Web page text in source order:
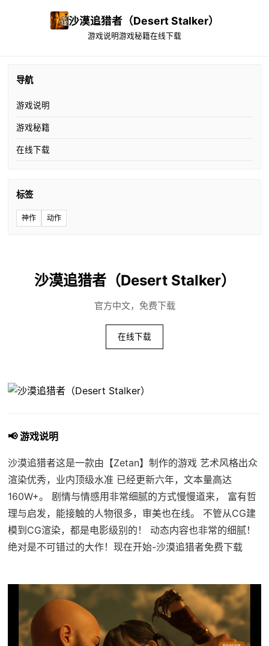
沙漠追猎者（Desert Stalker）
游戏说明游戏秘籍在线下载
导航
游戏说明
游戏秘籍
在线下载
标签
神作 动作
沙漠追猎者（Desert Stalker）
官方中文，免费下载
在线下载
📢 游戏说明
沙漠追猎者这是一款由【Zetan】制作的游戏 艺术风格出众
渲染优秀，业内顶级水准 已经更新六年，文本量高达
160W+。 剧情与情感用非常细腻的方式慢慢道来， 富有哲
理与启发，能接触的人物很多，审美也在线。 不管从CG建
模到CG渲染，都是电影级别的！ 动态内容也非常的细腻！
绝对是不可错过的大作！现在开始-沙漠追猎者免费下载